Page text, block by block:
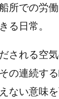
所での労
る日常。
される空
の連続す
ない意味